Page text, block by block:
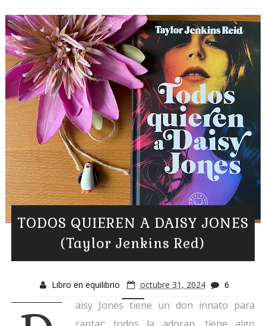
TODOS QUIEREN A DAISY JONES
(Taylor Jenkins Red)
Libro en equilibrio octubre 31, 2024 6
aisy Jones tiene un don innato para